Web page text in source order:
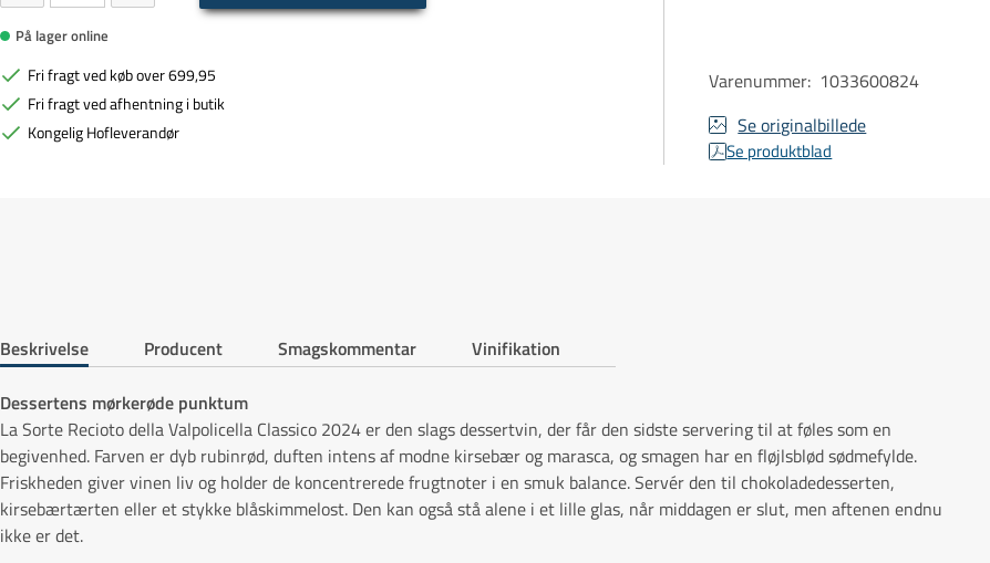
På lager online
Fri fragt ved køb over 699,95
Fri fragt ved afhentning i butik
Kongelig Hofleverandør
Varenummer: 1033600824
Se originalbillede
Se produktblad
Beskrivelse Producent Smagskommentar Vinifikation
Dessertens mørkerøde punktum
La Sorte Recioto della Valpolicella Classico 2024 er den slags dessertvin, der får den sidste servering til at føles som en
begivenhed. Farven er dyb rubinrød, duften intens af modne kirsebær og marasca, og smagen har en fløjlsblød sødmefylde.
Friskheden giver vinen liv og holder de koncentrerede frugtnoter i en smuk balance. Servér den til chokoladedesserten,
kirsebærtærten eller et stykke blåskimmelost. Den kan også stå alene i et lille glas, når middagen er slut, men aftenen endnu
ikke er det.